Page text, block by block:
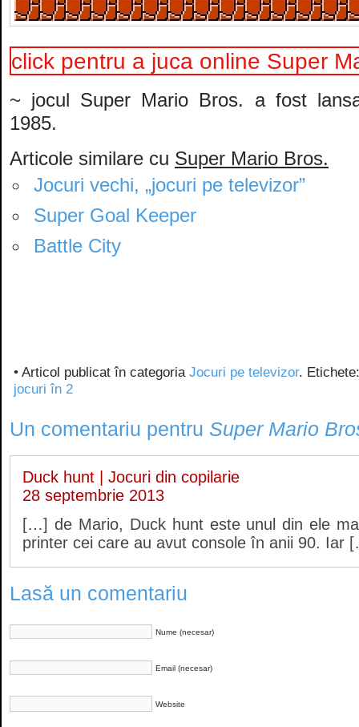
click pentru a juca online Super
~ jocul Super Mario Bros. a fost
1985.
Articole similare cu Super Mario Bros.
Jocuri vechi, „jocuri pe televizor”
Super Goal Keeper
Battle City
• Articol publicat în categoria Jocuri pe televizor.
jocuri în 2
Un comentariu pentru Super Mario
Duck hunt | Jocuri din copilarie
28 septembrie 2013
[…] de Mario, Duck hunt este unul din ele
printer cei care au avut console în anii 90. Iar
Lasă un comentariu
Nume (necesar)
Email (necesar)
Website